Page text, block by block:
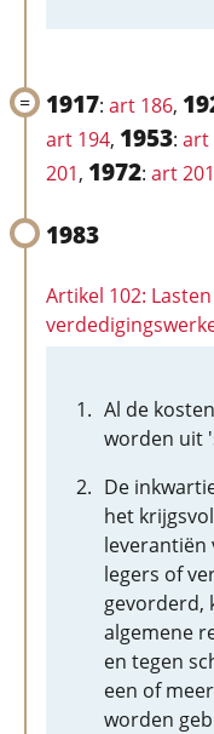
1917: art 186,
art 194, 1953: art
201, 1972: art 201
1983
Artikel 102:
Al de
worden uit
De
het
leverantiën
legers of
gevorderd,
algemene
en tegen
een of
worden